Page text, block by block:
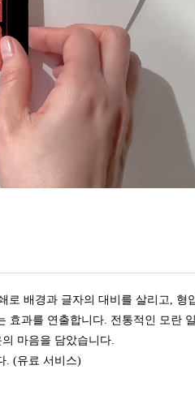
로 배경과 글자의 대비를 살리고, 형
효과를 연출합니다. 전통적인 모란
마음을 담았습니다.
. (유료 서비스)